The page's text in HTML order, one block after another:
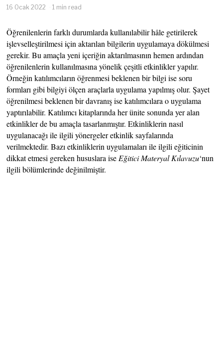
16 Ocak 2022 1 min read
Öğrenilenlerin farklı durumlarda kullanılabilir hâle getirilerek
işlevselleştirilmesi için aktarılan bilgilerin uygulamaya dökülmesi
gerekir. Bu amaçla yeni içeriğin aktarılmasının hemen ardından
öğrenilenlerin kullanılmasına yönelik çeşitli etkinlikler yapılır.
Örneğin katılımcıların öğrenmesi beklenen bir bilgi ise soru
formları gibi bilgiyi ölçen araçlarla uygulama yapılmış olur. Şayet
öğrenilmesi beklenen bir davranış ise katılımcılara o uygulama
yaptırılabilir. Katılımcı kitaplarında her ünite sonunda yer alan
etkinlikler de bu amaçla tasarlanmıştır. Etkinliklerin nasıl
uygulanacağı ile ilgili yönergeler etkinlik sayfalarında
verilmektedir. Bazı etkinliklerin uygulamaları ile ilgili eğiticinin
dikkat etmesi gereken hususlara iseEğitici Materyal Kılavuzu‘nun
ilgili bölümlerinde değinilmiştir.